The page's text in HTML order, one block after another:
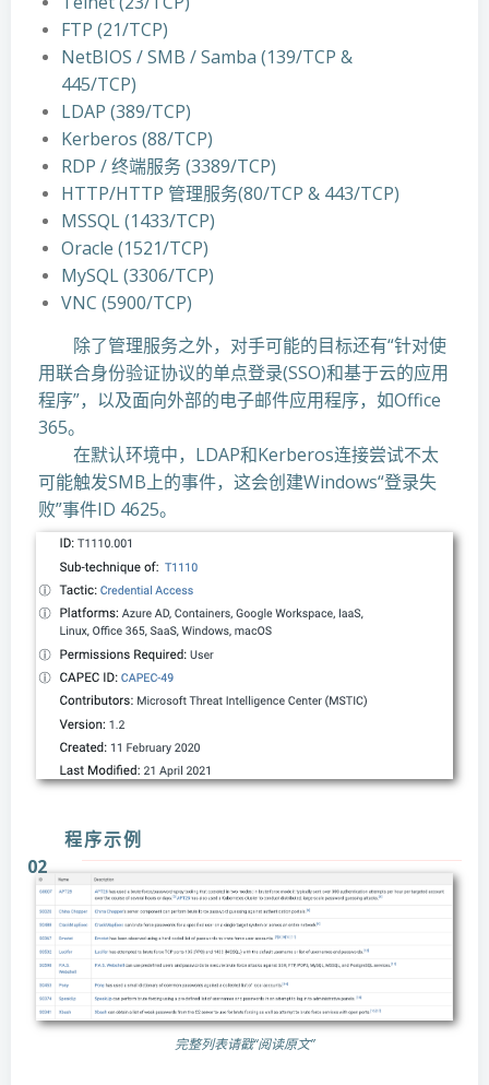
FTP (21/TCP)
NetBIOS / SMB / Samba (139/TCP &
445/TCP)
LDAP (389/TCP)
Kerberos (88/TCP)
RDP / 终端服务 (3389/TCP)
HTTP/HTTP 管理服务(80/TCP & 443/TCP)
MSSQL (1433/TCP)
Oracle (1521/TCP)
MySQL (3306/TCP)
VNC (5900/TCP)
除了管理服务之外，对手可能的目标还有“针对使
用联合身份验证协议的单点登录(SSO)和基于云的应用
程序”，以及面向外部的电子邮件应用程序，如Office
365。
在默认环境中，LDAP和Kerberos连接尝试不太
可能触发SMB上的事件，这会创建Windows“登录失
败”事件ID 4625。
程序示例
02
完整列表请戳“阅读原文”